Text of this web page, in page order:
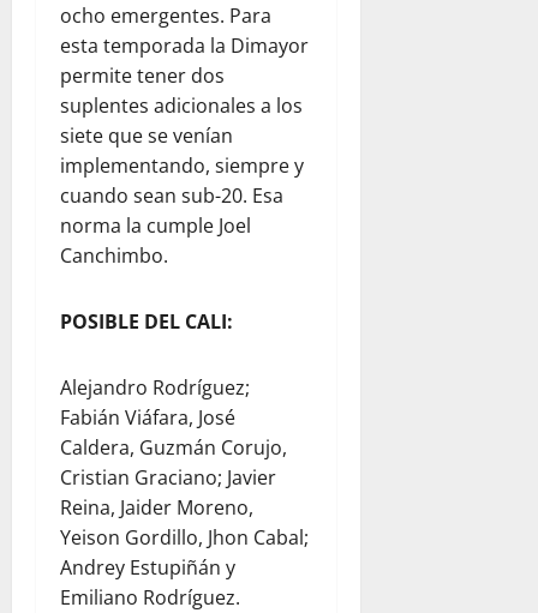
ocho emergentes. Para
esta temporada la Dimayor
permite tener dos
suplentes adicionales a los
siete que se venían
implementando, siempre y
cuando sean sub-20. Esa
norma la cumple Joel
Canchimbo.
POSIBLE DEL CALI:
Alejandro Rodríguez;
Fabián Viáfara, José
Caldera, Guzmán Corujo,
Cristian Graciano; Javier
Reina, Jaider Moreno,
Yeison Gordillo, Jhon Cabal;
Andrey Estupiñán y
Emiliano Rodríguez.